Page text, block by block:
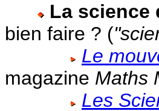
La science
bien faire ? (
Le
magazine Maths
Les